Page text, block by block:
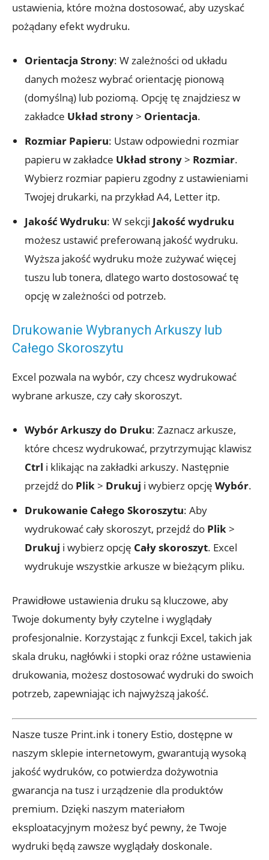
ustawienia, które można dostosować, aby uzyskać
pożądany efekt wydruku.
Orientacja Strony: W zależności od układu
danych możesz wybrać orientację pionową
(domyślną) lub poziomą. Opcję tę znajdziesz w
zakładce Układ strony> Orientacja.
Rozmiar Papieru: Ustaw odpowiedni rozmiar
papieru w zakładce Układ strony> Rozmiar.
Wybierz rozmiar papieru zgodny z ustawieniami
Twojej drukarki, na przykład A4, Letter itp.
Jakość Wydruku: W sekcji Jakość wydruku
możesz ustawić preferowaną jakość wydruku.
Wyższa jakość wydruku może zużywać więcej
tuszu lub tonera, dlatego warto dostosować tę
opcję w zależności od potrzeb.
Drukowanie Wybranych Arkuszy lub
Całego Skoroszytu
Excel pozwala na wybór, czy chcesz wydrukować
wybrane arkusze, czy cały skoroszyt.
Wybór Arkuszy do Druku: Zaznacz arkusze,
które chcesz wydrukować, przytrzymując klawisz
Ctrl i klikając na zakładki arkuszy. Następnie
przejdź do Plik> Drukuj i wybierz opcję Wybór.
Drukowanie Całego Skoroszytu: Aby
wydrukować cały skoroszyt, przejdź do Plik>
Drukuj i wybierz opcję Cały skoroszyt. Excel
wydrukuje wszystkie arkusze w bieżącym pliku.
Prawidłowe ustawienia druku są kluczowe, aby
Twoje dokumenty były czytelne i wyglądały
profesjonalnie. Korzystając z funkcji Excel, takich jak
skala druku, nagłówki i stopki oraz różne ustawienia
drukowania, możesz dostosować wydruki do swoich
potrzeb, zapewniając ich najwyższą jakość.
Nasze tusze Print.ink i tonery Estio, dostępne w
naszym sklepie internetowym, gwarantują wysoką
jakość wydruków, co potwierdza dożywotnia
gwarancja na tusz i urządzenie dla produktów
premium. Dzięki naszym materiałom
eksploatacyjnym możesz być pewny, że Twoje
wydruki będą zawsze wyglądały doskonale.